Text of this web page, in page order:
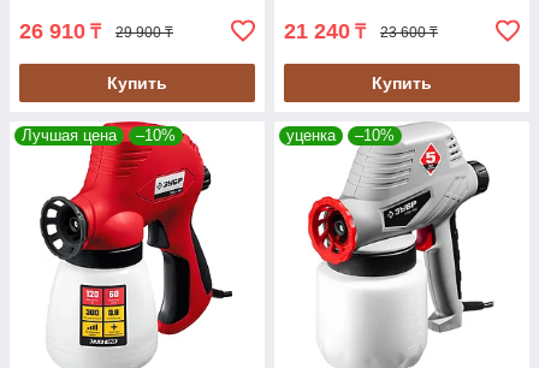
26 910 ₸ 29 900 ₸
Купить
21 240 ₸ 23 600 ₸
Купить
Лучшая цена –10% уценка –10%